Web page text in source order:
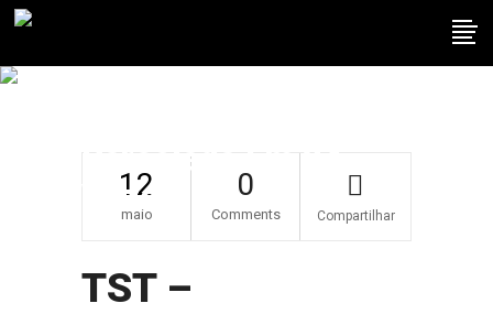
Parcelada Em 24
Vezes
12
maio
0
Comments Compartilhar
TST –